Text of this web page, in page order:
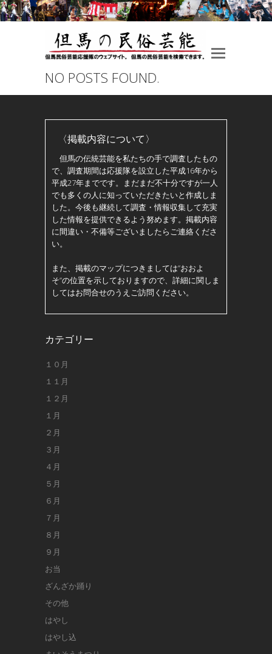
NO POSTS FOUND.
〈掲載内容について〉
但馬の伝統芸能を私たちの手で調査したもの
で、調査期間は応援隊を設立した平成16年から
平成27年までです。まだまだ不十分ですが一人
でも多くの人に知っていただきたいと作成しま
した。今後も継続して調査・情報収集して充実
した情報を提供できるよう努めます。掲載内容
に間違い・不備等ございましたらご連絡くださ
い。
また、掲載のマップにつきましては”おおよ
そ”の位置を示しておりますので、詳細に関しま
してはお問合せのうえご訪問ください。
カテゴリー
１０月
１１月
１２月
１月
２月
３月
４月
５月
６月
７月
８月
９月
お当
ざんざか踊り
その他
はやし
はやし込